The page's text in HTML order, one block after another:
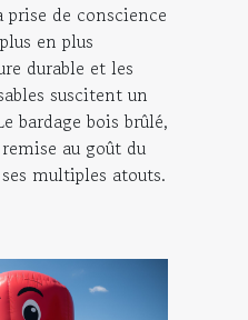
de conscience
en plus
durable et les
suscitent un
bardage bois brûlé,
au goût du
multiples atouts.